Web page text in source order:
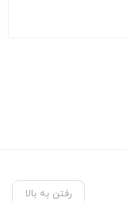
رفتن به بالا